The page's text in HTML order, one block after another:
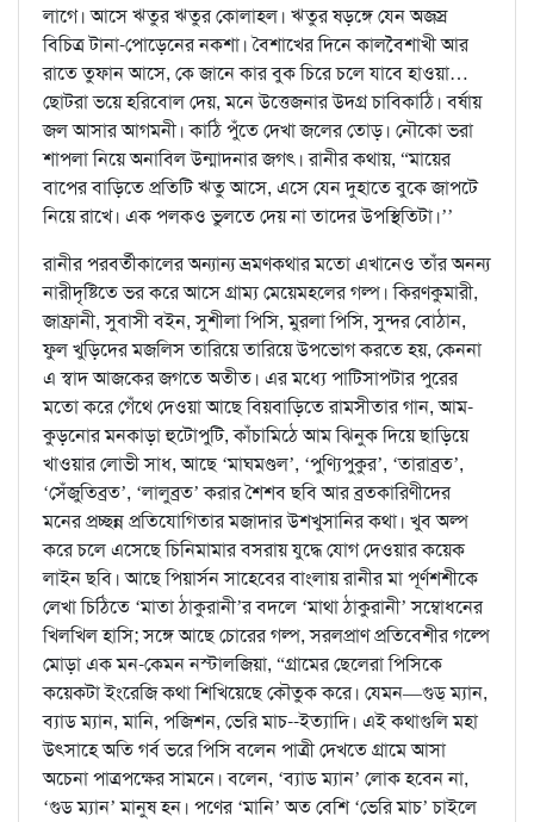
লাগে। আসে ঋতুর ঋতুর কোলাহল। ঋতুর ষড়ঙ্গে যেন অজস্র
বিচিত্র টানা-পোড়েনের নকশা। বৈশাখের দিনে কালবৈশাখী আর
রাতে তুফান আসে, কে জানে কার বুক চিরে চলে যাবে হাওয়া…
ছোটরা ভয়ে হরিবোল দেয়, মনে উত্তেজনার উদগ্র চাবিকাঠি। বর্ষায়
জল আসার আগমনী। কাঠি পুঁতে দেখা জলের তোড়। নৌকো ভরা
শাপলা নিয়ে অনাবিল উন্মাদনার জগৎ। রানীর কথায়, “মায়ের
বাপের বাড়িতে প্রতিটি ঋতু আসে, এসে যেন দুহাতে বুকে জাপটে
নিয়ে রাখে। এক পলকও ভুলতে দেয় না তাদের উপস্থিতিটা।’’
রানীর পরবর্তীকালের অন্যান্য ভ্রমণকথার মতো এখানেও তাঁর অনন্য
নারীদৃষ্টিতে ভর করে আসে গ্রাম্য মেয়েমহলের গল্প। কিরণকুমারী,
জাফ্রানী, সুবাসী বইন, সুশীলা পিসি, মুরলা পিসি, সুন্দর বোঠান,
ফুল খুড়িদের মজলিস তারিয়ে তারিয়ে উপভোগ করতে হয়, কেননা
এ স্বাদ আজকের জগতে অতীত। এর মধ্যে পাটিসাপটার পুরের
মতো করে গেঁথে দেওয়া আছে বিয়বাড়িতে রামসীতার গান, আম-
কুড়নোর মনকাড়া হুটোপুটি, কাঁচামিঠে আম ঝিনুক দিয়ে ছাড়িয়ে
খাওয়ার লোভী সাধ, আছে ‘মাঘমণ্ডল’, ‘পুণ্যিপুকুর’, ‘তারাব্রত’,
‘সেঁজুতিব্রত’, ‘লালুব্রত’ করার শৈশব ছবি আর ব্রতকারিণীদের
মনের প্রচ্ছন্ন প্রতিযোগিতার মজাদার উশখুসানির কথা। খুব অল্প
করে চলে এসেছে চিনিমামার বসরায় যুদ্ধে যোগ দেওয়ার কয়েক
লাইন ছবি। আছে পিয়ার্সন সাহেবের বাংলায় রানীর মা পূর্ণশশীকে
লেখা চিঠিতে ‘মাতা ঠাকুরানী’র বদলে ‘মাথা ঠাকুরানী’ সম্বোধনের
খিলখিল হাসি; সঙ্গে আছে চোরের গল্প, সরলপ্রাণ প্রতিবেশীর গল্পে
মোড়া এক মন-কেমন নস্টালজিয়া, “গ্রামের ছেলেরা পিসিকে
কয়েকটা ইংরেজি কথা শিখিয়েছে কৌতুক করে। যেমন—গুড্ ম্যান,
ব্যাড ম্যান, মানি, পজিশন, ভেরি মাচ--ইত্যাদি। এই কথাগুলি মহা
উৎসাহে অতি গর্ব ভরে পিসি বলেন পাত্রী দেখতে গ্রামে আসা
অচেনা পাত্রপক্ষের সামনে। বলেন, ‘ব্যাড ম্যান’ লোক হবেন না,
‘গুড ম্যান’ মানুষ হন। পণের ‘মানি’ অত বেশি ‘ভেরি মাচ’ চাইলে